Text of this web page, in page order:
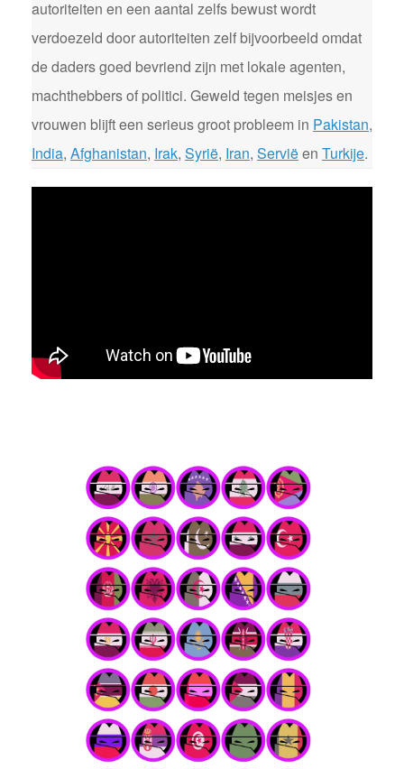
autoriteiten en een aantal zelfs bewust wordt
verdoezeld door autoriteiten zelf bijvoorbeeld omdat
de daders goed bevriend zijn met lokale agenten,
machthebbers of politici. Geweld tegen meisjes en
vrouwen blijft een serieus groot probleem in Pakistan,
India, Afghanistan, Irak, Syrië, Iran, Serviëen Turkije.